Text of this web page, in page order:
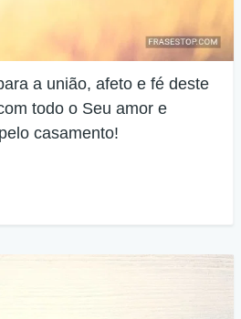
a união, afeto e fé deste
todo o Seu amor e
casamento!